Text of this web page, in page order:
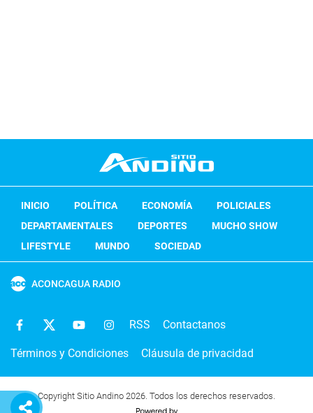
INICIO POLÍTICA ECONOMÍA
POLICIALES
DEPARTAMENTALES
DEPORTES
MUCHO SHOW
LIFESTYLE
MUNDO SOCIEDAD
ACONCAGUA RADIO
RSS Contactanos
Términos y Condiciones Cláusula de privacidad
Copyright Sitio Andino 2026. Todos los derechos reservados.